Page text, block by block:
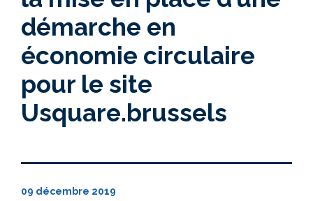
démarche en
économie circulaire
pour le site
Usquare.brussels
09 décembre 2019